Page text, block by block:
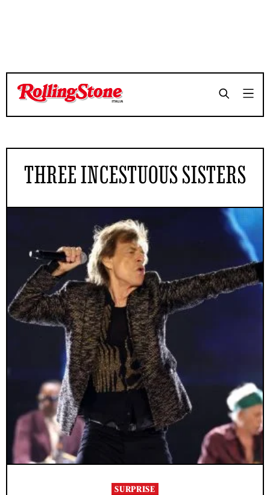
THREE INCESTUOUS SISTERS
SURPRISE